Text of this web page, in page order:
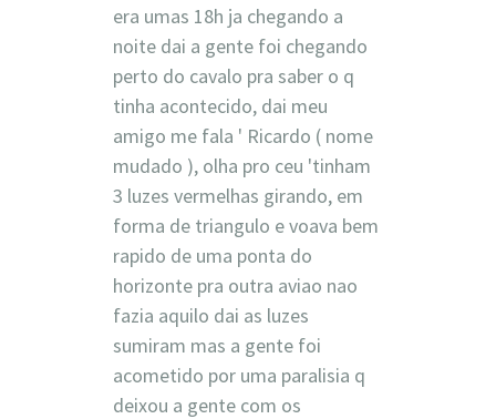
era umas 18h ja chegando a
noite dai a gente foi chegando
perto do cavalo pra saber o q
tinha acontecido, dai meu
amigo me fala ' Ricardo ( nome
mudado ), olha pro ceu 'tinham
3 luzes vermelhas girando, em
forma de triangulo e voava bem
rapido de uma ponta do
horizonte pra outra aviao nao
fazia aquilo dai as luzes
sumiram mas a gente foi
acometido por uma paralisia q
deixou a gente com os